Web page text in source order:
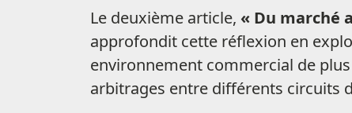
Le deuxième article, « Du marché
approfondit cette réflexion en
environnement commercial de
arbitrages entre différents circuits